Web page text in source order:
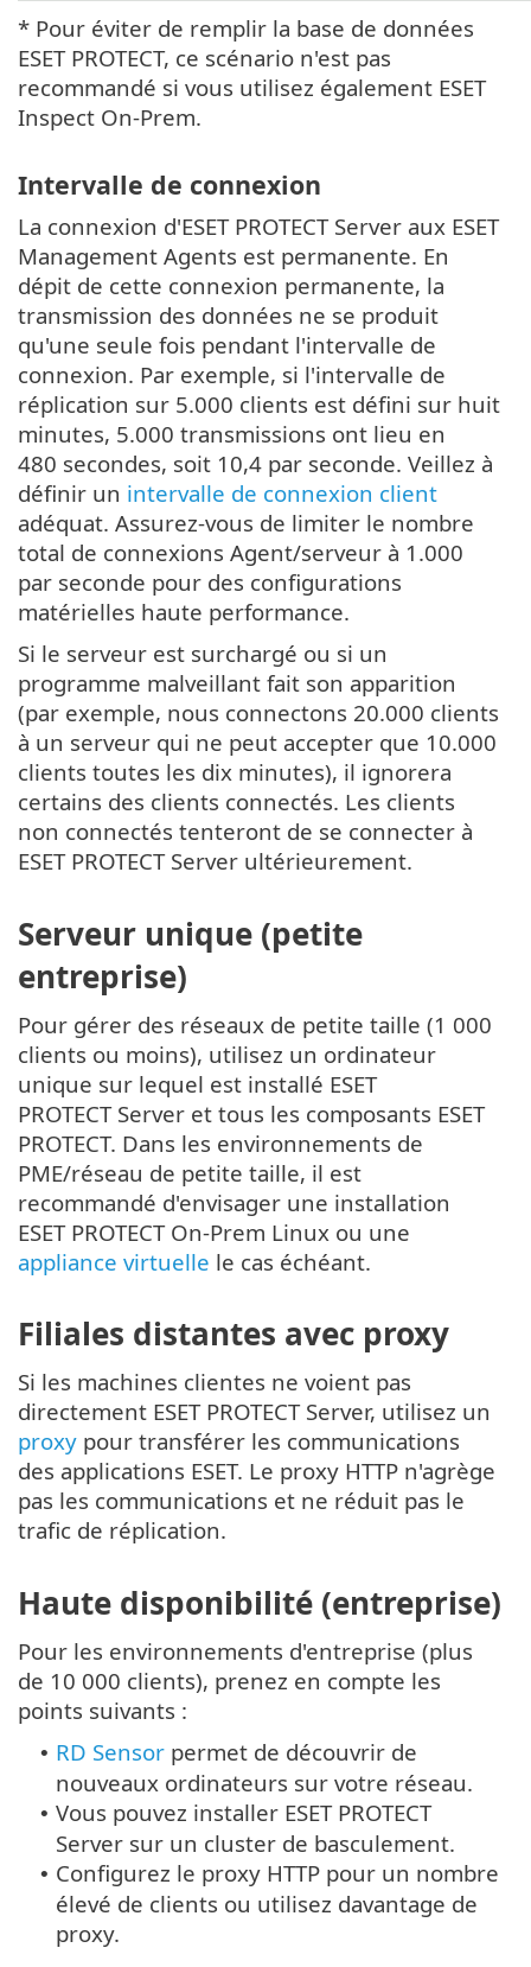
* Pour éviter de remplir la base de données
ESET PROTECT, ce scénario n'est pas
recommandé si vous utilisez également ESET
Inspect On-Prem.
Intervalle de connexion
La connexion d'ESET PROTECT Server aux ESET
Management Agents est permanente. En
dépit de cette connexion permanente, la
transmission des données ne se produit
qu'une seule fois pendant l'intervalle de
connexion. Par exemple, si l'intervalle de
réplication sur 5.000 clients est défini sur huit
minutes, 5.000 transmissions ont lieu en
480 secondes, soit 10,4 par seconde. Veillez à
définir un intervalle de connexion client
adéquat. Assurez-vous de limiter le nombre
total de connexions Agent/serveur à 1.000
par seconde pour des configurations
matérielles haute performance.
Si le serveur est surchargé ou si un
programme malveillant fait son apparition
(par exemple, nous connectons 20.000 clients
à un serveur qui ne peut accepter que 10.000
clients toutes les dix minutes), il ignorera
certains des clients connectés. Les clients
non connectés tenteront de se connecter à
ESET PROTECT Server ultérieurement.
Serveur unique (petite
entreprise)
Pour gérer des réseaux de petite taille (1 000
clients ou moins), utilisez un ordinateur
unique sur lequel est installé ESET
PROTECT Server et tous les composants ESET
PROTECT. Dans les environnements de
PME/réseau de petite taille, il est
recommandé d'envisager une installation
ESET PROTECT On-Prem Linux ou une
appliance virtuelle le cas échéant.
Filiales distantes avec proxy
Si les machines clientes ne voient pas
directement ESET PROTECT Server, utilisez un
proxy pour transférer les communications
des applications ESET. Le proxy HTTP n'agrège
pas les communications et ne réduit pas le
trafic de réplication.
Haute disponibilité (entreprise)
Pour les environnements d'entreprise (plus
de 10 000 clients), prenez en compte les
points suivants :
• RD Sensor permet de découvrir de
nouveaux ordinateurs sur votre réseau.
• Vous pouvez installer ESET PROTECT
Server sur un cluster de basculement.
• Configurez le proxy HTTP pour un nombre
élevé de clients ou utilisez davantage de
proxy.